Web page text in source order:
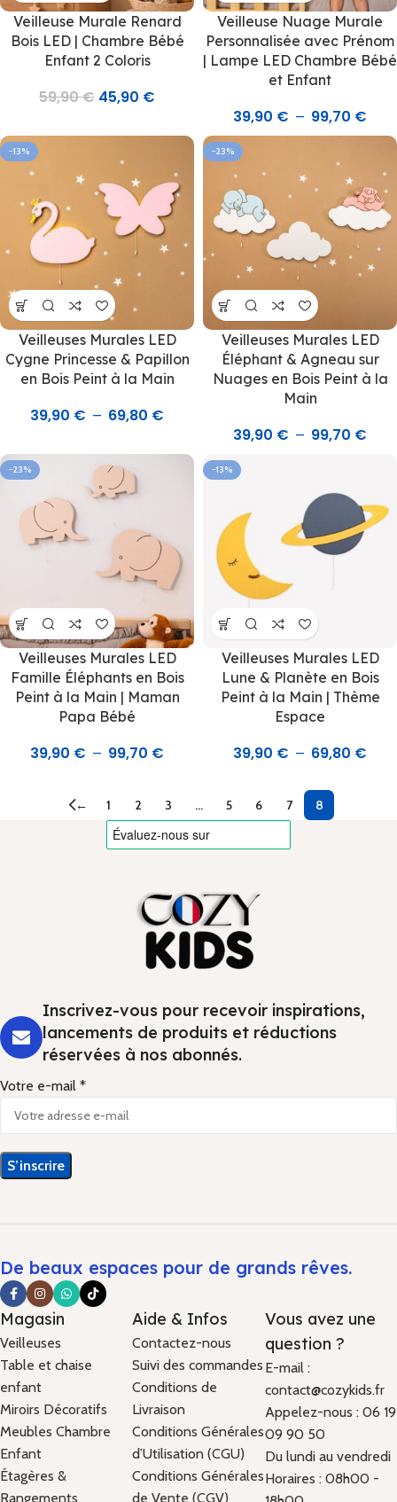
Veilleuse Murale Renard
Bois LED | Chambre Bébé
Enfant 2 Coloris
59,90€ 45,90 €
Veilleuse Nuage Murale
Personnalisée avec Prénom
| Lampe LED Chambre Bébé
et Enfant
39,90 € – 99,70 €
-13%
Veilleuses Murales LED
Cygne Princesse & Papillon
en Bois Peint à la Main
39,90 € – 69,80 €
-23%
Veilleuses Murales LED
Éléphant & Agneau sur
Nuages en Bois Peint à la
Main
39,90 € – 99,70 €
-23%
Veilleuses Murales LED
Famille Éléphants en Bois
Peint à la Main | Maman
Papa Bébé
39,90 € – 99,70 €
-13%
Veilleuses Murales LED
Lune & Planète en Bois
Peint à la Main | Thème
Espace
39,90 € – 69,80 €
← 1 2 3 … 5 6 7 8
Inscrivez-vous pour recevoir inspirations,
lancements de produits et réductions
réservées à nos abonnés.
Votre e-mail *
De beaux espaces pour de grands rêves.
Magasin
Veilleuses
Table et chaise
enfant
Miroirs Décoratifs
Meubles Chambre
Enfant
Étagères &
Rangements
Aide & Infos
Contactez-nous
Suivi des commandes
Conditions de
Livraison
Conditions Générales
d’Utilisation (CGU)
Conditions Générales
de Vente (CGV)
Vous avez une
question ?
E-mail :
contact@cozykids.fr
Appelez-nous : 06 19
09 90 50
Du lundi au vendredi
Horaires : 08h00 -